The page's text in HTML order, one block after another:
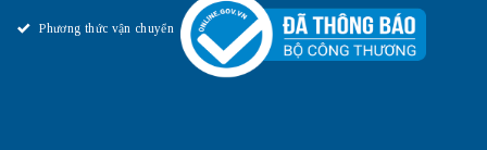
Phương thức vận chuyển